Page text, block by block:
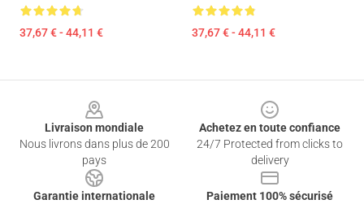
37,67 € - 44,11 € 37,67 € - 44,11 €
Livraison mondiale
Nous livrons dans plus de 200
pays
Achetez en toute confiance
24/7 Protected from clicks to
delivery
Garantie internationale
Paiement 100% sécurisé